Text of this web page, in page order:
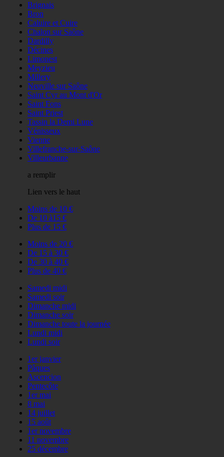
Brignais
Bron
Caluire et Cuire
Chalon sur Saône
Dardilly
Décines
Limonest
Meyzieu
Millery
Neuville sur Saône
Saint Cyr au Mont d'Or
Saint Fons
Saint Priest
Tassin la Demi Lune
Vénisseux
Vienne
Villefranche-sur-Saône
Villeurbanne
a remplir
Lien vers le haut
Moins de 10 €
De 10 à15 €
Plus de 15 €
Moins de 20 €
De 15 à 30 €
De 30 à 40 €
Plus de 40 €
Samedi midi
Samedi soir
Dimanche midi
Dimanche soir
Dimanche toute la journée
Lundi midi
Lundi soir
1er janvier
Pâques
Ascencion
Pentecôte
1er mai
8 mai
14 juillet
15 août
1er novembre
11 novembre
25 décembre